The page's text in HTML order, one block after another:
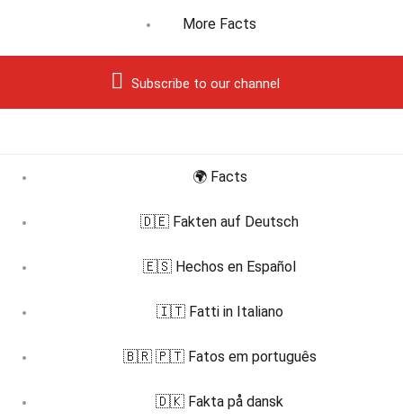
More Facts
Subscribe to our channel
🌍 Facts
🇩🇪 Fakten auf Deutsch
🇪🇸 Hechos en Español
🇮🇹 Fatti in Italiano
🇧🇷 🇵🇹 Fatos em português
🇩🇰 Fakta på dansk